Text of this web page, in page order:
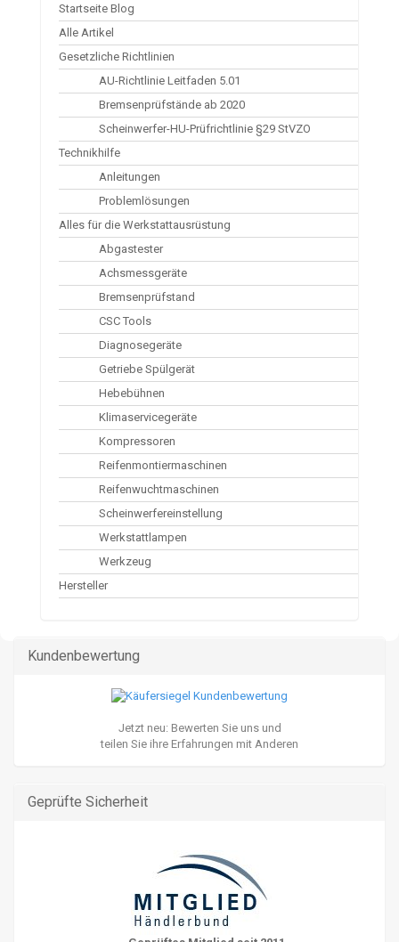
Startseite Blog
Alle Artikel
Gesetzliche Richtlinien
AU-Richtlinie Leitfaden 5.01
Bremsenprüfstände ab 2020
Scheinwerfer-HU-Prüfrichtlinie §29 StVZO
Technikhilfe
Anleitungen
Problemlösungen
Alles für die Werkstattausrüstung
Abgastester
Achsmessgeräte
Bremsenprüfstand
CSC Tools
Diagnosegeräte
Getriebe Spülgerät
Hebebühnen
Klimaservicegeräte
Kompressoren
Reifenmontiermaschinen
Reifenwuchtmaschinen
Scheinwerfereinstellung
Werkstattlampen
Werkzeug
Hersteller
Kundenbewertung
Jetzt neu: Bewerten Sie uns und
teilen Sie ihre Erfahrungen mit Anderen
Geprüfte Sicherheit